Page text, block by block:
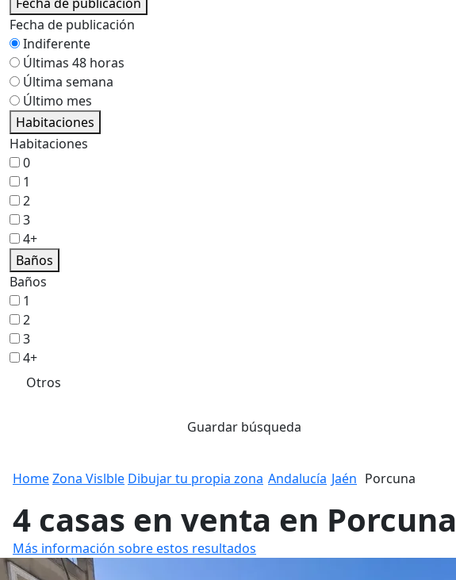
Fecha de publicación
Indiferente
Últimas 48 horas
Última semana
Último mes
Habitaciones
Habitaciones
0
1
2
3
4+
Baños
Baños
1
2
3
4+
Otros
Guardar búsqueda
HomeZona Vislble Dibujar tu propia zona Andalucía Jaén Porcuna
4 casas en venta en Porcuna
Más información sobre estos resultados